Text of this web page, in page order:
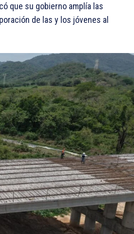
que su gobierno amplía las
de las y los jóvenes al